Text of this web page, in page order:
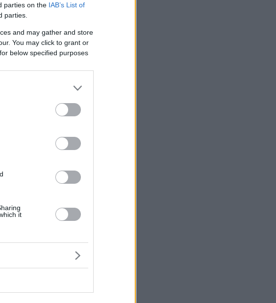
parties on the IAB’s List of
parties.
and may gather and store
You may click to grant or
below specified purposes
it